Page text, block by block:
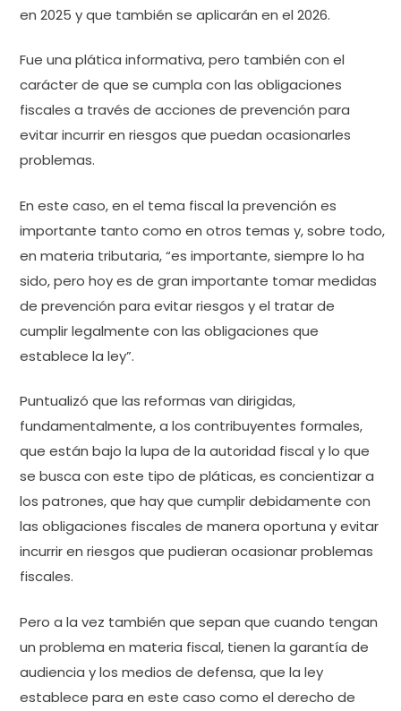
en 2025 y que también se aplicarán en el 2026.
Fue una plática informativa, pero también con el
carácter de que se cumpla con las obligaciones
fiscales a través de acciones de prevención para
evitar incurrir en riesgos que puedan ocasionarles
problemas.
En este caso, en el tema fiscal la prevención es
importante tanto como en otros temas y, sobre todo,
en materia tributaria, “es importante, siempre lo ha
sido, pero hoy es de gran importante tomar medidas
de prevención para evitar riesgos y el tratar de
cumplir legalmente con las obligaciones que
establece la ley”.
Puntualizó que las reformas van dirigidas,
fundamentalmente, a los contribuyentes formales,
que están bajo la lupa de la autoridad fiscal y lo que
se busca con este tipo de pláticas, es concientizar a
los patrones, que hay que cumplir debidamente con
las obligaciones fiscales de manera oportuna y evitar
incurrir en riesgos que pudieran ocasionar problemas
fiscales.
Pero a la vez también que sepan que cuando tengan
un problema en materia fiscal, tienen la garantía de
audiencia y los medios de defensa, que la ley
establece para en este caso como el derecho de